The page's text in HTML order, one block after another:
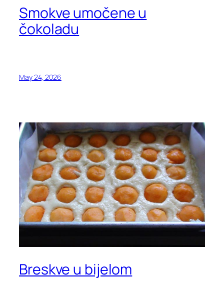
Smokve umočene u
čokoladu
May 24, 2026
Breskve u bijelom